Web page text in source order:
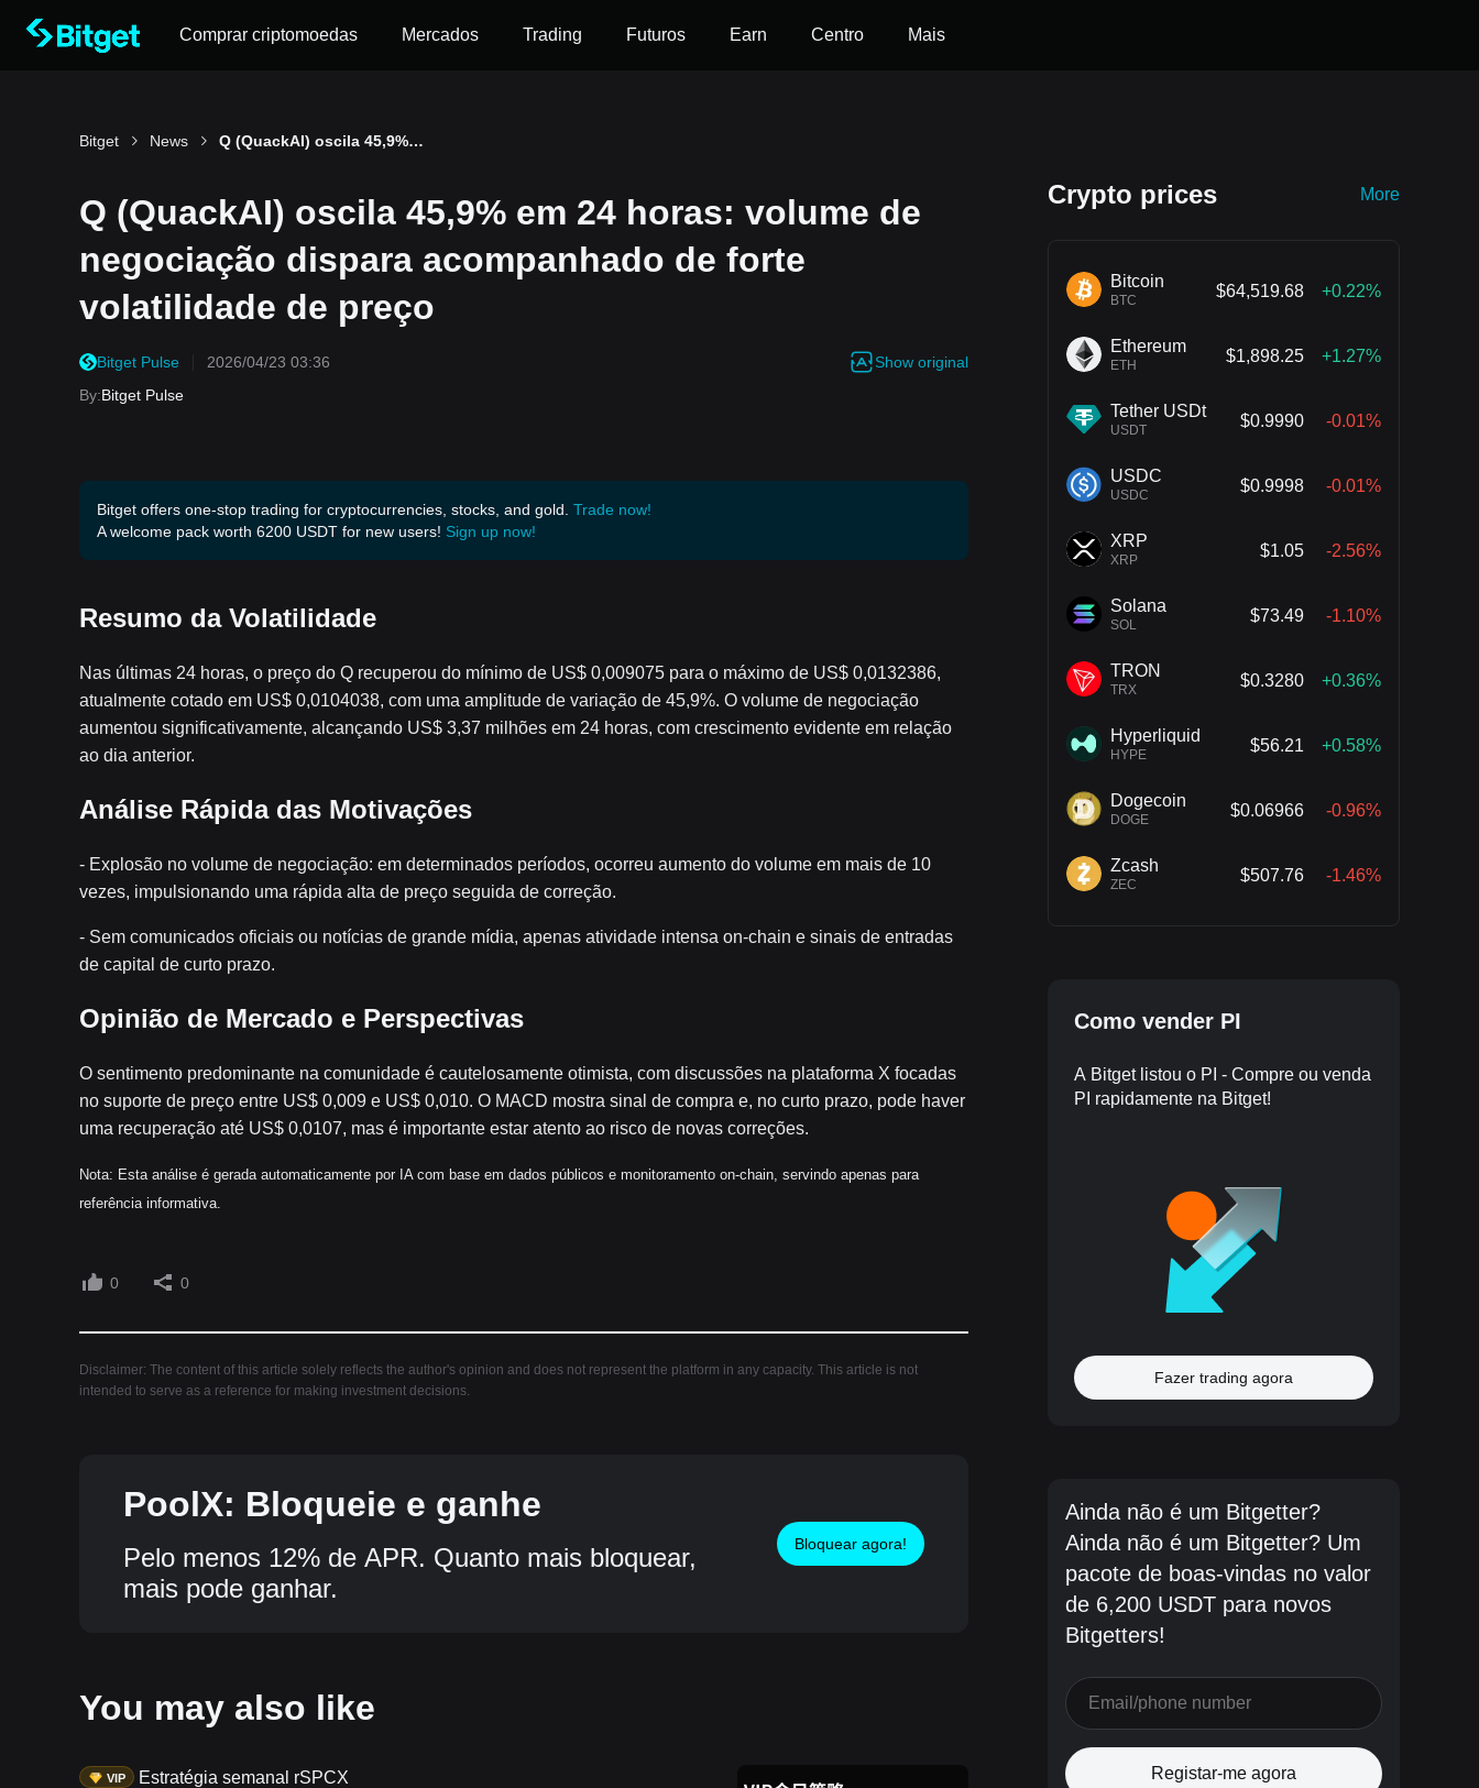
Comprar criptomoedas Mercados Trading Futuros Earn Centro Mais
Bitget News Q (QuackAI) oscila 45,9% em 24 horas: volume de negociação dispara acompanhado de forte volatilidade de preço
Q (QuackAI) oscila 45,9% em 24 horas: volume de
negociação dispara acompanhado de forte
volatilidade de preço
Bitget Pulse 2026/04/23 03:36
Show original
By:Bitget Pulse
Bitget offers one-stop trading for cryptocurrencies, stocks, and gold. Trade now!
A welcome pack worth 6200 USDT for new users! Sign up now!
Resumo da Volatilidade
Nas últimas 24 horas, o preço do Q recuperou do mínimo de US$ 0,009075 para o máximo de US$ 0,0132386,
atualmente cotado em US$ 0,0104038, com uma amplitude de variação de 45,9%. O volume de negociação
aumentou significativamente, alcançando US$ 3,37 milhões em 24 horas, com crescimento evidente em relação
ao dia anterior.
Análise Rápida das Motivações
- Explosão no volume de negociação: em determinados períodos, ocorreu aumento do volume em mais de 10
vezes, impulsionando uma rápida alta de preço seguida de correção.
- Sem comunicados oficiais ou notícias de grande mídia, apenas atividade intensa on-chain e sinais de entradas
de capital de curto prazo.
Opinião de Mercado e Perspectivas
O sentimento predominante na comunidade é cautelosamente otimista, com discussões na plataforma X focadas
no suporte de preço entre US$ 0,009 e US$ 0,010. O MACD mostra sinal de compra e, no curto prazo, pode haver
uma recuperação até US$ 0,0107, mas é importante estar atento ao risco de novas correções.
Nota: Esta análise é gerada automaticamente por IA com base em dados públicos e monitoramento on-chain, servindo apenas para
referência informativa.
0 0
Disclaimer: The content of this article solely reflects the author's opinion and does not represent the platform in any capacity. This article is not
intended to serve as a reference for making investment decisions.
PoolX: Bloqueie e ganhe
Pelo menos 12% de APR. Quanto mais bloquear,
mais pode ganhar.
Bloquear agora!
You may also like
VIP Estratégia semanal rSPCX
Crypto prices More
Bitcoin
BTC
$64,519.68 +0.22%
Ethereum
ETH
$1,898.25 +1.27%
Tether USDt
USDT
$0.9990 -0.01%
USDC
USDC
$0.9998 -0.01%
XRP
XRP
$1.05 -2.56%
Solana
SOL
$73.49 -1.10%
TRON
TRX
$0.3280 +0.36%
Hyperliquid
HYPE
$56.21 +0.58%
Dogecoin
DOGE
$0.06966 -0.96%
Zcash
ZEC
$507.76 -1.46%
Como vender PI
A Bitget listou o PI - Compre ou venda
PI rapidamente na Bitget!
Fazer trading agora
Ainda não é um Bitgetter?
Ainda não é um Bitgetter? Um
pacote de boas-vindas no valor
de 6,200 USDT para novos
Bitgetters!
Registar-me agora